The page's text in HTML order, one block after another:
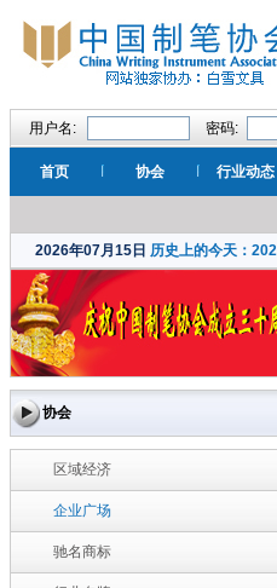
用户名: 密码:
首页 协会 行业动态
2026年07月15日 历史上的今天：
协会
区域经济
企业广场
驰名商标